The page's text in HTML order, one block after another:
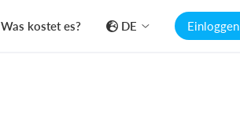
Was kostet es? DE Einloggen